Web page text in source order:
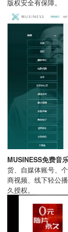
版权安全有保障。
MUSINESS免费音
货、自媒体账号、
商视频、线下轻公
久授权。